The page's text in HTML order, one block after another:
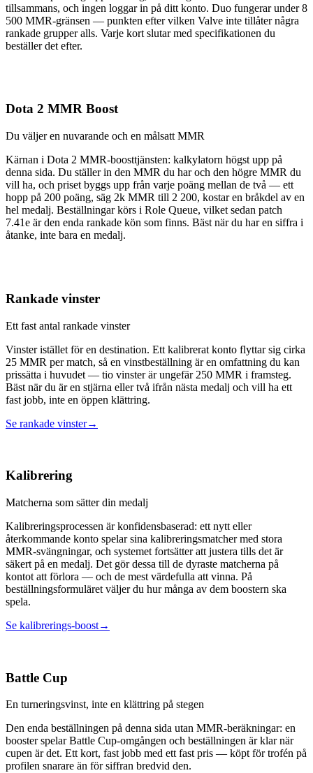
tillsammans, och ingen loggar in på ditt konto. Duo fungerar under 8
500 MMR-gränsen — punkten efter vilken Valve inte tillåter några
rankade grupper alls. Varje kort slutar med specifikationen du
beställer det efter.
Dota 2 MMR Boost
Du väljer en nuvarande och en målsatt MMR
Kärnan i Dota 2 MMR-boosttjänsten: kalkylatorn högst upp på
denna sida. Du ställer in den MMR du har och den högre MMR du
vill ha, och priset byggs upp från varje poäng mellan de två — ett
hopp på 200 poäng, säg 2k MMR till 2 200, kostar en bråkdel av en
hel medalj. Beställningar körs i Role Queue, vilket sedan patch
7.41e är den enda rankade kön som finns. Bäst när du har en siffra i
åtanke, inte bara en medalj.
Rankade vinster
Ett fast antal rankade vinster
Vinster istället för en destination. Ett kalibrerat konto flyttar sig cirka
25 MMR per match, så en vinstbeställning är en omfattning du kan
prissätta i huvudet — tio vinster är ungefär 250 MMR i framsteg.
Bäst när du är en stjärna eller två ifrån nästa medalj och vill ha ett
fast jobb, inte en öppen klättring.
Se rankade vinster→
Kalibrering
Matcherna som sätter din medalj
Kalibreringsprocessen är konfidensbaserad: ett nytt eller
återkommande konto spelar sina kalibreringsmatcher med stora
MMR-svängningar, och systemet fortsätter att justera tills det är
säkert på en medalj. Det gör dessa till de dyraste matcherna på
kontot att förlora — och de mest värdefulla att vinna. På
beställningsformuläret väljer du hur många av dem boostern ska
spela.
Se kalibrerings-boost→
Battle Cup
En turneringsvinst, inte en klättring på stegen
Den enda beställningen på denna sida utan MMR-beräkningar: en
booster spelar Battle Cup-omgången och beställningen är klar när
cupen är det. Ett kort, fast jobb med ett fast pris — köpt för trofén på
profilen snarare än för siffran bredvid den.